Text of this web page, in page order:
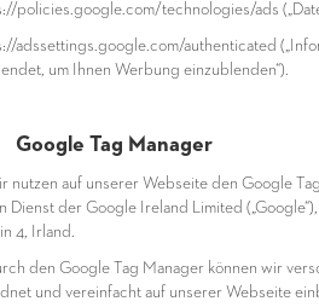
policies.google.com/technologies/ads
adssettings.google.com/authenticated
um Ihnen Werbung einzublenden“).
Tag Manager
nutzen auf unserer Webseite den Google
Dienst der Google Ireland Limited
4, Irland.
den Google Tag Manager können wir
und vereinfacht auf unserer Webseite